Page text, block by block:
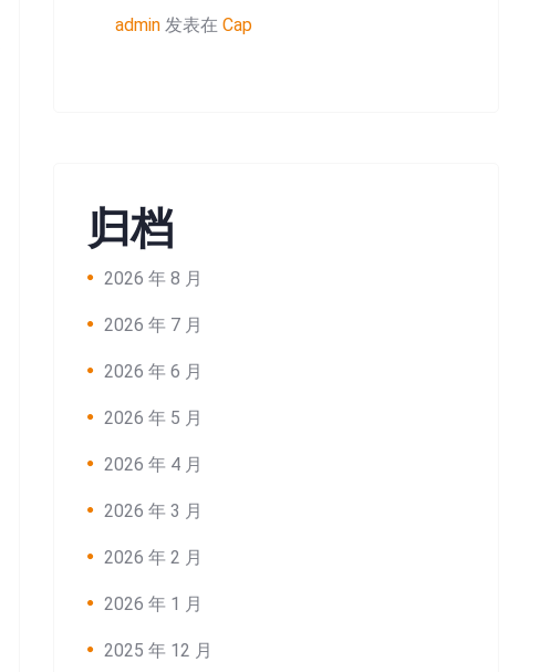
admin发表在 Cap
归档
2026 年 8 月
2026 年 7 月
2026 年 6 月
2026 年 5 月
2026 年 4 月
2026 年 3 月
2026 年 2 月
2026 年 1 月
2025 年 12 月